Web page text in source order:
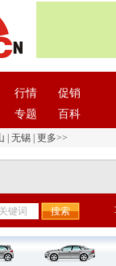
行情
促销
专题 百科
无锡 更多>>